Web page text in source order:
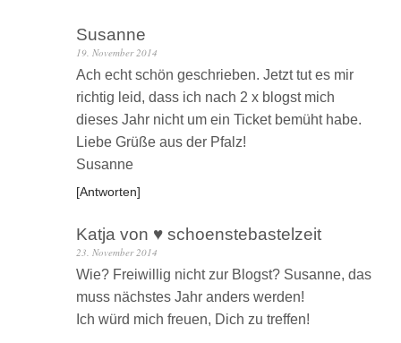
Susanne
19. November 2014
Ach echt schön geschrieben. Jetzt tut es mir
richtig leid, dass ich nach 2 x blogst mich
dieses Jahr nicht um ein Ticket bemüht habe.
Liebe Grüße aus der Pfalz!
Susanne
Antworten
Katja von ♥ schoenstebastelzeit
23. November 2014
Wie? Freiwillig nicht zur Blogst? Susanne, das
muss nächstes Jahr anders werden!
Ich würd mich freuen, Dich zu treffen!